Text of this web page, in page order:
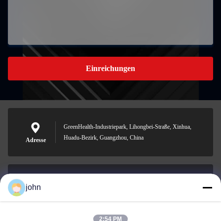
Einreichungen
Adresse
GreenHealth-Industriepark, Lihongbei-Straße, Xinhua,
Huadu-Bezirk, Guangzhou, China
john
2:54 PM